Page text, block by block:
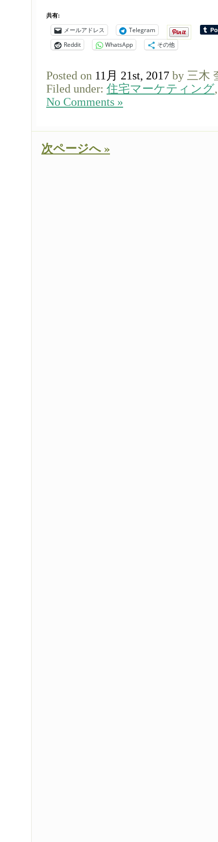
共有:
メールアドレス
Telegram
Reddit
WhatsApp その他
Posted on 11月 21st, 2017 by 三木
Filed under: 住宅マーケティング
No Comments »
次ページへ »